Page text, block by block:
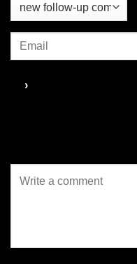
อยากลิ้มรสฝืมือเชฟลูก้า รุส
โซ่ เชฟชาวอิตาเลียนที่เคยร่วม
และโรงแรมดังมากมาย การเดิน
เรียงไปพร้อมกับการพักผ่อนใน